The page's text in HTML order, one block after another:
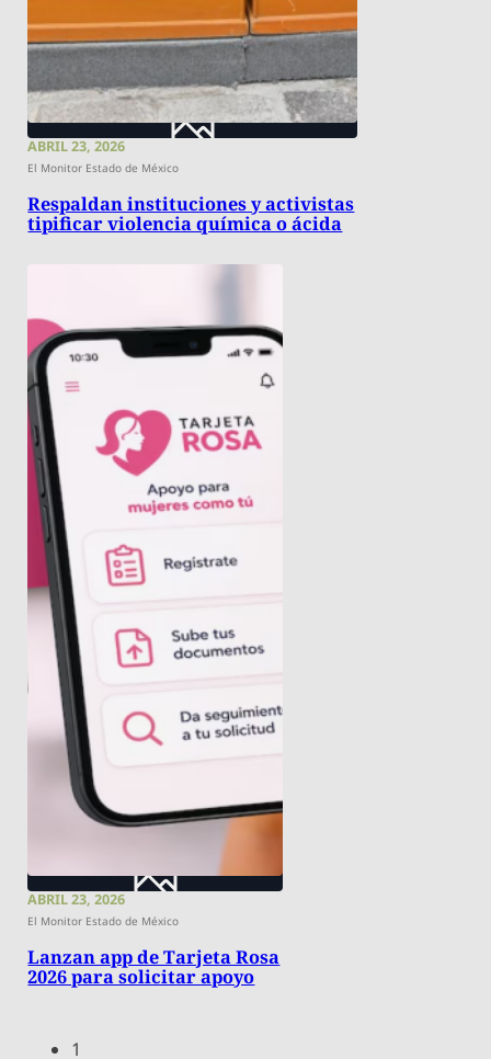
ABRIL 23, 2026
El Monitor Estado de México
Respaldan instituciones y activistas
tipificar violencia química o ácida
ABRIL 23, 2026
El Monitor Estado de México
Lanzan app de Tarjeta Rosa
2026 para solicitar apoyo
1